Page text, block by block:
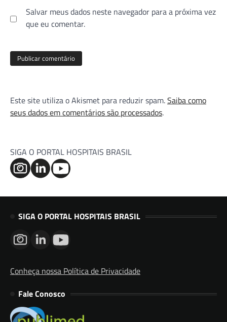
Salvar meus dados neste navegador para a próxima vez
que eu comentar.
Este site utiliza o Akismet para reduzir spam.Saiba como
seus dados em comentários são processados.
SIGA O PORTAL HOSPITAIS BRASIL
SIGA O PORTAL HOSPITAIS BRASIL
Conheça nossa Política de Privacidade
Fale Conosco